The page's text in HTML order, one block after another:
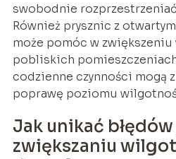
swobodnie
Również prysznic z
może pomóc w
pobliskich
codzienne czynności mogą
poprawę poziomu
Jak unikać
zwiększaniu